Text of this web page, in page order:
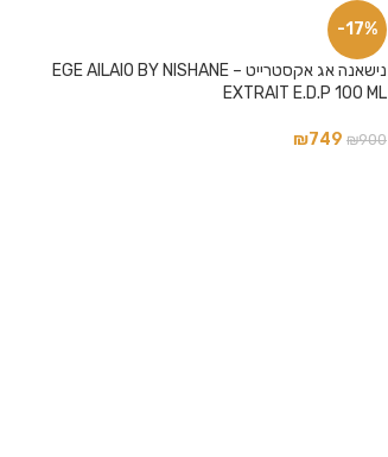
-17%
נישאנה אג אקסטרייט – EGE AILAIO BY NISHANE
EXTRAIT E.D.P 100 ML
₪900
₪749